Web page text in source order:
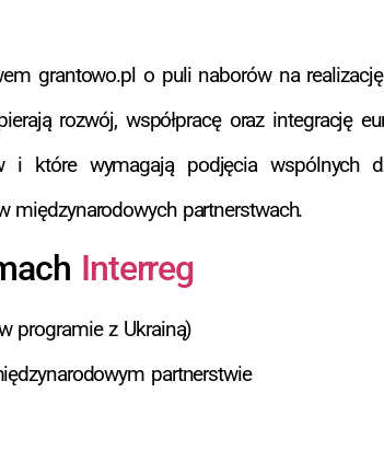
grantowo.pl o puli naborów na
rozwój, współpracę oraz integrację
i które wymagają podjęcia wspólnych
międzynarodowych partnerstwach.
Interreg
w programie z Ukrainą)
partnerstwie